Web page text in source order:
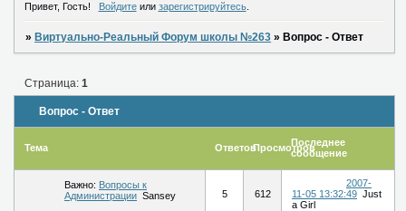
Привет, Гость! Войдитеили зарегистрируйтесь.
» Виртуально-Реальный Форум школы №263 » Вопрос - Ответ
Вопрос - Ответ
Страница:1
Тема ОтветовПросмотровПоследнее
сообщение
Важно: Вопросы к
Администрации Sansey 5 612
2007-
11-05 13:32:49 Just
a Girl